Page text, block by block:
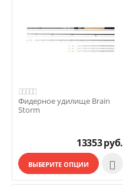
Фидерное удилище Brain
Storm
13353руб.
ВЫБЕРИТЕ ОПЦИИ 